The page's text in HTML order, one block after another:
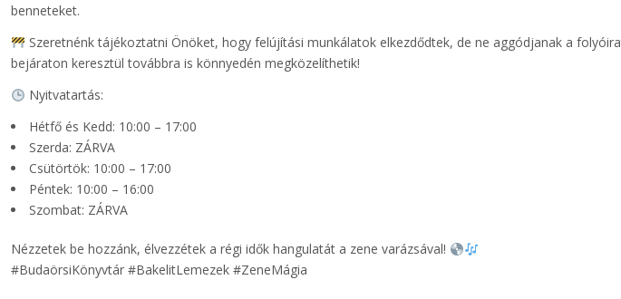
benneteket.
Szeretnénk tájékoztatni Önöket, hogy felújítási munkálatok elkezdődtek, de ne aggódjanak a
bejáraton keresztül továbbra is könnyedén megközelíthetik!
Nyitvatartás:
Hétfő és Kedd: 10:00 – 17:00
Szerda: ZÁRVA
Csütörtök: 10:00 – 17:00
Péntek: 10:00 – 16:00
Szombat: ZÁRVA
Nézzetek be hozzánk, élvezzétek a régi idők hangulatát a zene varázsával!
#BudaörsiKönyvtár #BakelitLemezek #ZeneMágia